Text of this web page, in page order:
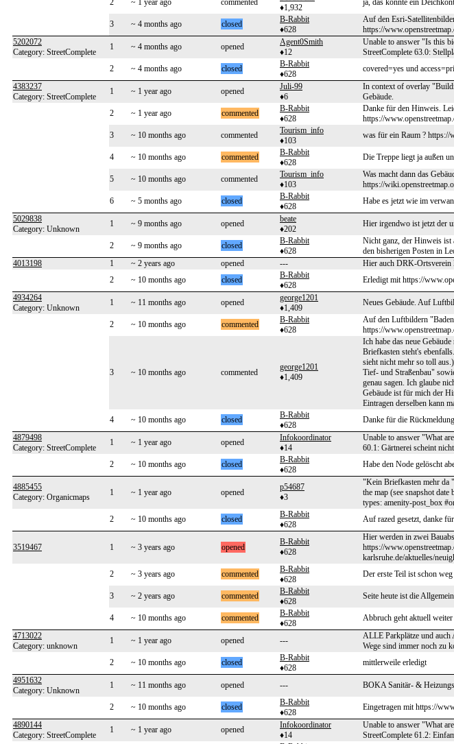
2
~ 1 year ago commented
♦1,932
ja, das könnte ein
3 ~ 4 months ago closed
B-Rabbit
♦628
Auf den Esri-
https://
5202072
Category: StreetComplete
1 ~ 4 months ago opened
Agent0Smith
♦12
Unable to answer "Is this
StreetComplete 63.0:
2
~ 4 months ago closed
B-Rabbit
♦628
covered=yes und
4383237
Category: StreetComplete
1 ~ 1 year ago opened
Juli-99
♦6
In context of overlay
Gebäude.
2
~ 1 year ago commented
B-Rabbit
♦628
Danke für den Hinweis.
https://
3
~ 10 months ago commented
Tourism_info
♦103
was für ein Raum ?
4 ~ 10 months ago commented
B-Rabbit
♦628
Die Treppe liegt ja außen
5 ~ 10 months ago commented
Tourism_info
♦103
Was macht dann das
https://
6
~ 5 months ago closed
B-Rabbit
♦628
Habe es jetzt wie im
5029838
Category: Unknown
1 ~ 9 months ago opened
beate
♦202
Hier irgendwo ist jetzt der
2 ~ 9 months ago closed
B-Rabbit
♦628
Nicht ganz, der Hinweis ist
den bisherigen Posten in
4013198
1 ~ 2 years ago opened ---
Hier auch DRK-Ortsverein
2
~ 10 months ago closed
B-Rabbit
♦628
Erledigt mit https://
4934264
Category: Unknown
1 ~ 11 months ago opened
george1201
♦1,409
Neues Gebäude. Auf
2 ~ 10 months ago commented
B-Rabbit
♦628
Auf den Luftbildern
https://
3 ~ 10 months ago commented
george1201
♦1,409
Ich habe das neue
Briefkasten steht's
sieht nicht mehr so toll
Tief- und Straßenbau"
genau sagen. Ich glaube
Gebäude ist für mich der
Eintragen derselben kann
4
~ 10 months ago closed
B-Rabbit
♦628
Danke für die
4879498
Category: StreetComplete
1 ~ 1 year ago opened
Infokoordinator
♦14
Unable to answer "What
60.1: Gärtnerei scheint
2
~ 10 months ago closed
B-Rabbit
♦628
Habe den Node gelöscht
4885455
Category: Organicmaps
1 ~ 1 year ago opened
p54687
♦3
"Kein Briefkasten mehr da
the map (see snapshot
types: amenity-post_box
2
~ 10 months ago closed
B-Rabbit
♦628
Auf razed gesetzt, danke
3519467 1 ~ 3 years ago opened
B-Rabbit
♦628
Hier werden in zwei
https://
karlsruhe.de/aktuelles/
2
~ 3 years ago commented
B-Rabbit
♦628
Der erste Teil ist schon
3 ~ 2 years ago commented
B-Rabbit
♦628
Seite heute ist die
4 ~ 10 months ago commented
B-Rabbit
♦628
Abbruch geht aktuell
4713022
Category: unknown
1 ~ 1 year ago opened ---
ALLE Parkplätze und
Wege sind immer noch zu
2
~ 10 months ago closed
B-Rabbit
♦628
mittlerweile erledigt
4951632
Category: Unknown
1 ~ 11 months ago opened --- BOKA Sanitär- &
2 ~ 10 months ago closed
B-Rabbit
♦628
Eingetragen mit https://
4890144
Category: StreetComplete
1 ~ 1 year ago opened
Infokoordinator
♦14
Unable to answer "What
StreetComplete 61.2: